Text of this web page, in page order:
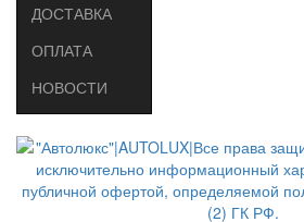
ДОСТАВКА
ОПЛАТА
НОВОСТИ